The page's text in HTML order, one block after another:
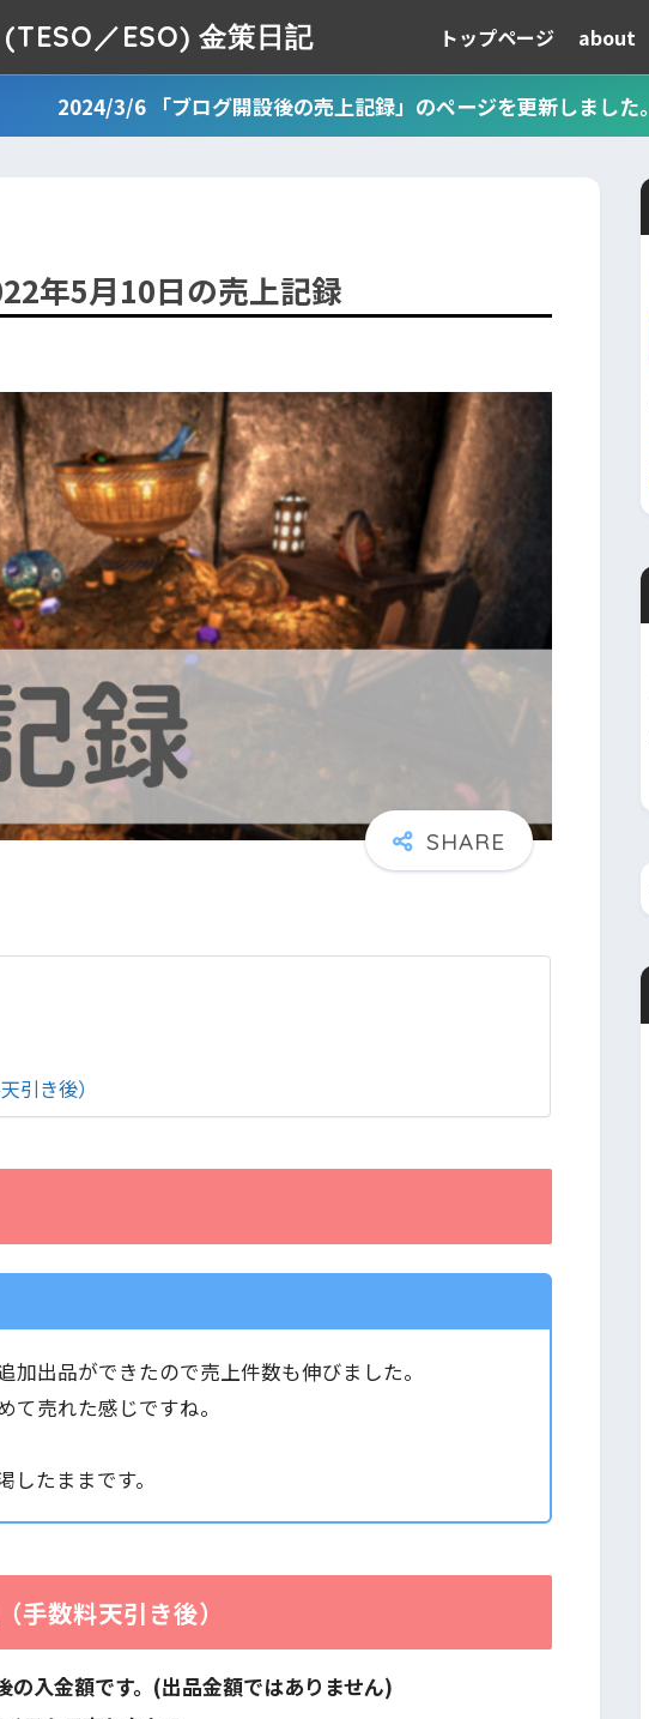
／ESO) 金策日記 トップページ about
2024/3/6 「ブログ開設後の売上記録」のページを更新しました。
年5月10日の売上記録
引き後）
加出品ができたので売上件数も伸びました。
て売れた感じですね。
たままです。
手数料天引き後）
入金額です。(出品金額ではありません)